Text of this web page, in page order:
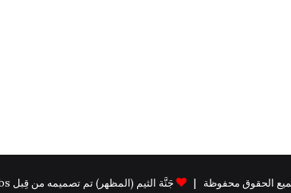
جَنَّة الثيم (المظهر) تم تصميمه من قِبل TieLabs | مُستضاف بفخر